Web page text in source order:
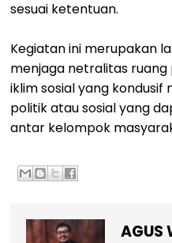
sesuai ketentuan.
Kegiatan ini merupakan
menjaga netralitas
iklim sosial yang kondusif
politik atau sosial yang
antar kelompok
AGUS